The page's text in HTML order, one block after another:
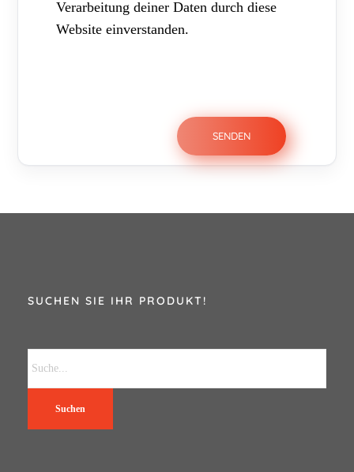
Verarbeitung deiner Daten durch diese
Website einverstanden.
SUCHEN SIE IHR PRODUKT!
Suchen